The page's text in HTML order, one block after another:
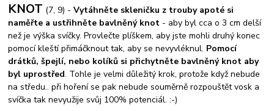
KNOT (7, 9) -Vytáhněte skleničku z trouby apoté si
naměřte a ustřihněte bavlněný knot - aby byl cca o 3 cm delší
než je výška svíčky. Provlečte plíškem, aby jste mohli druhý konec
pomocí kleští přimáčknout tak, aby se nevyvléknul. Pomocí
drátků, špejlí, nebo kolíků si přichytněte bavlněný knot aby
byl uprostřed. Tohle je velmi důležitý krok, protože když nebude
na středu.. při hoření se pak nebude souměrně rozpouštět vosk a
svíčka tak nevyužije svůj 100% potenciál. :-)